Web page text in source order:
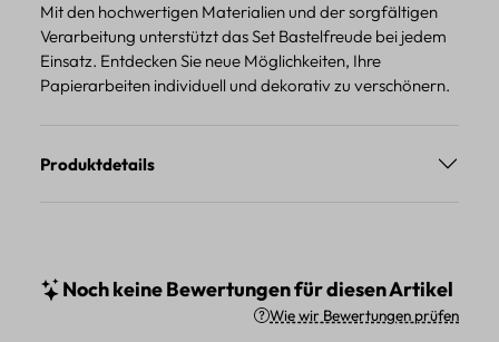
Mit den hochwertigen Materialien und der sorgfältigen
Verarbeitung unterstützt das Set Bastelfreude bei jedem
Einsatz. Entdecken Sie neue Möglichkeiten, Ihre
Papierarbeiten individuell und dekorativ zu verschönern.
Produktdetails
Noch keine Bewertungen für diesen Artikel
Wie wir Bewertungen prüfen